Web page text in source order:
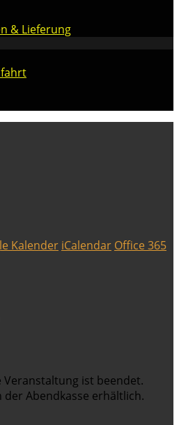
& Lieferung
Kalender iCalendar Office 365
ist beendet.
Abendkasse erhältlich.